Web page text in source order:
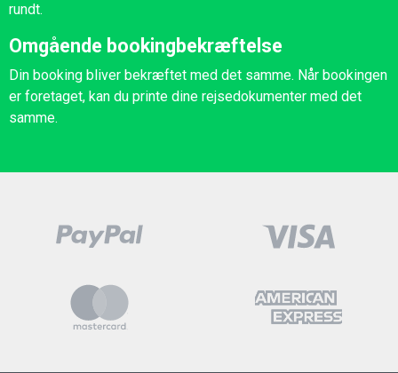
rundt.
Omgående bookingbekræftelse
Din booking bliver bekræftet med det samme. Når bookingen
er foretaget, kan du printe dine rejsedokumenter med det
samme.